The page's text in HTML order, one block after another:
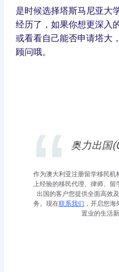
是时候选择塔斯马尼亚大
经历了，如果你想更深入
或看看自己能否申请塔大
顾问哦。
奥力出国
作为澳大利亚注册留学移民机
上经验的移民代理、律师、留
出国的客户您提供全面高效
务。现在联系我们 ，开启您
置业的生活新